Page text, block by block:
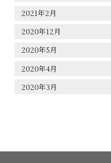
2021年2月
2020年12月
2020年5月
2020年4月
2020年3月